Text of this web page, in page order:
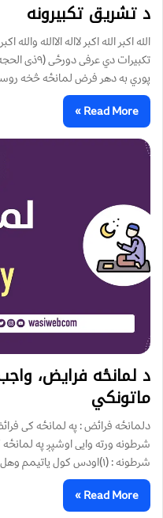
د تشریق تکبیرونه
الله اکبر الله اکبر لااله الاالله
تکبیرات دي
پوري به دهر فرض لمانځه څخه
Read More »
د لمانځه فرایض،
ماتونکي
شرطونه ورته وایی اوشپږ په
شرطونه : (۱)اودس کول یاتیمم وهل (دعذرپه وخت) (۲)دجامی پاکوالی (
Read More »